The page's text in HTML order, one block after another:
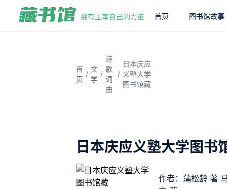
首页 图书馆故事
首
页
/
文
学
/
诗
歌
词
曲
/
日本庆应
义塾大学
图书馆藏
日本庆应义塾大学图书
作者：蒲松龄 著